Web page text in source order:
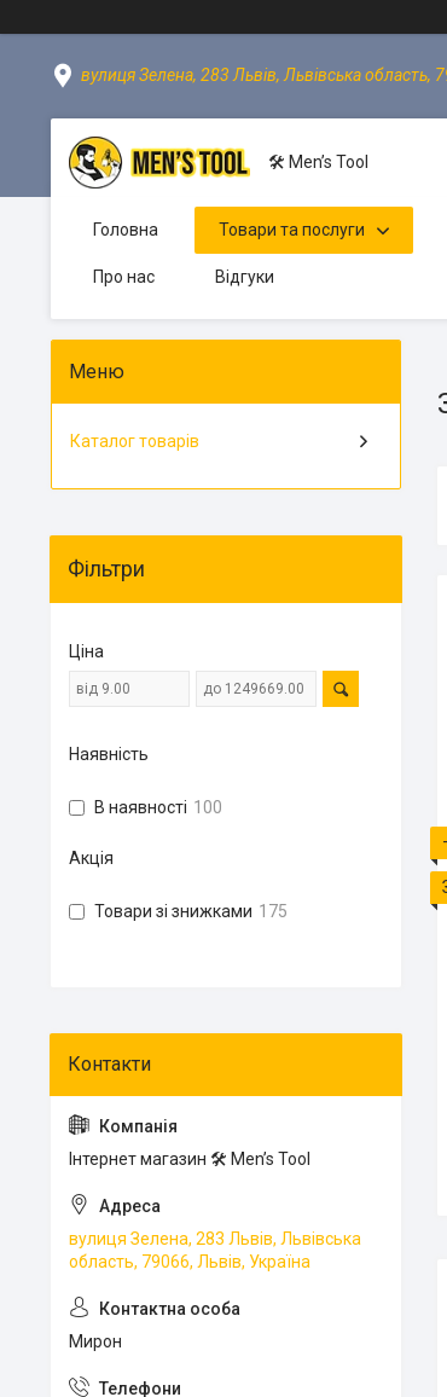
вулиця Зелена, 283 Львів, Львівська область,
🛠 Men’s Tool
Головна Товари та послуги
Про нас Відгуки
Каталог товарів
Фільтри
Ціна
Наявність
В наявності 100
Акція
Товари зі знижками 175
Інтернет магазин 🛠 Men’s Tool
вулиця Зелена, 283 Львів, Львівська
область, 79066, Львів, Україна
Мирон